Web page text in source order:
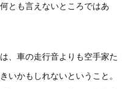
とも言えないところではあ
、車の走行音よりも空手家た
いかもしれないということ。